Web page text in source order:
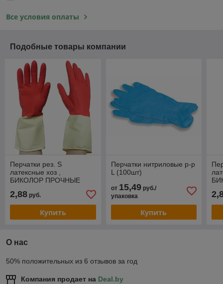
Все условия оплаты
Подобные товары компании
Перчатки рез. S
латексные хоз ,
БИКОЛОР ПРОЧНЫЕ
2,88 руб.
Купить
Перчатки нитриловые р-р
L (100шт)
от 15,49руб./
упаковка
Купить
О нас
50% положительных из 6 отзывов за год
Компания продает на Deal.by